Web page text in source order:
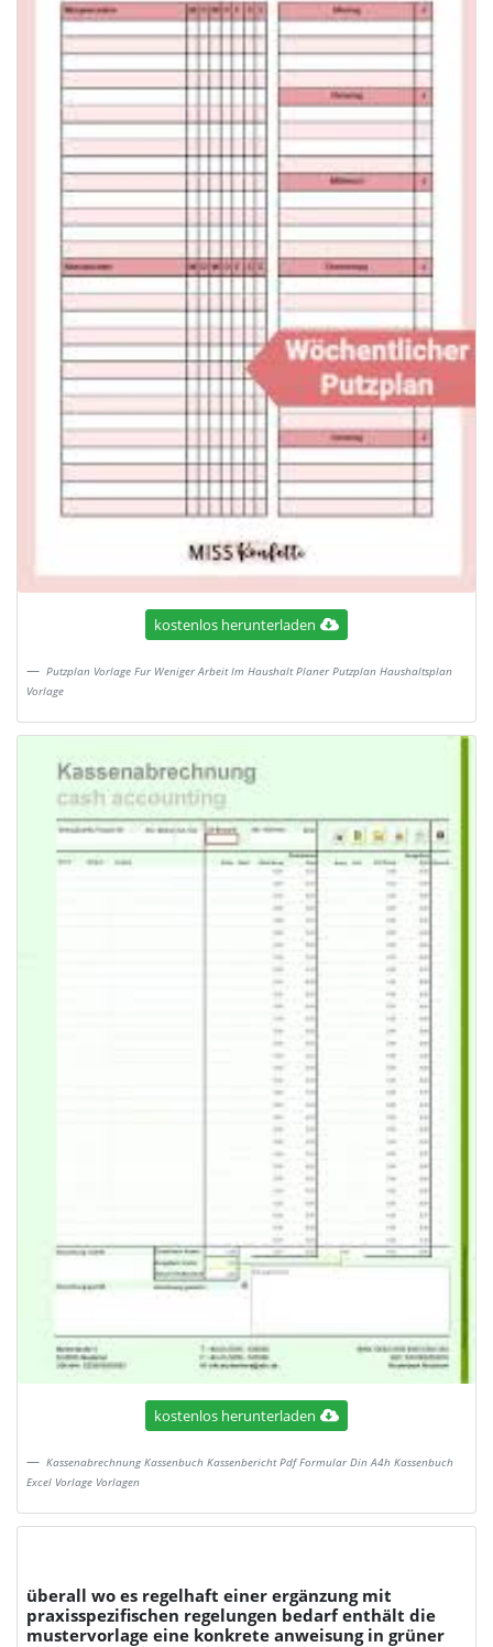
kostenlos herunterladen
Putzplan Vorlage Fur Weniger Arbeit Im Haushalt Planer Putzplan Haushaltsplan
Vorlage
kostenlos herunterladen
Kassenabrechnung Kassenbuch Kassenbericht Pdf Formular Din A4h Kassenbuch
Excel Vorlage Vorlagen
überall wo es regelhaft einer ergänzung mit
praxisspezifischen regelungen bedarf enthält die
mustervorlage eine konkrete anweisung in grüner